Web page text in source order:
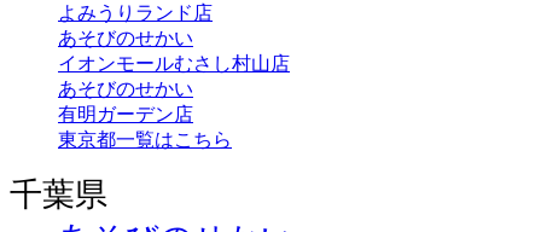
よみうりランド店
あそびのせかい
イオンモールむさし村山店
あそびのせかい
有明ガーデン店
東京都一覧はこちら
千葉県